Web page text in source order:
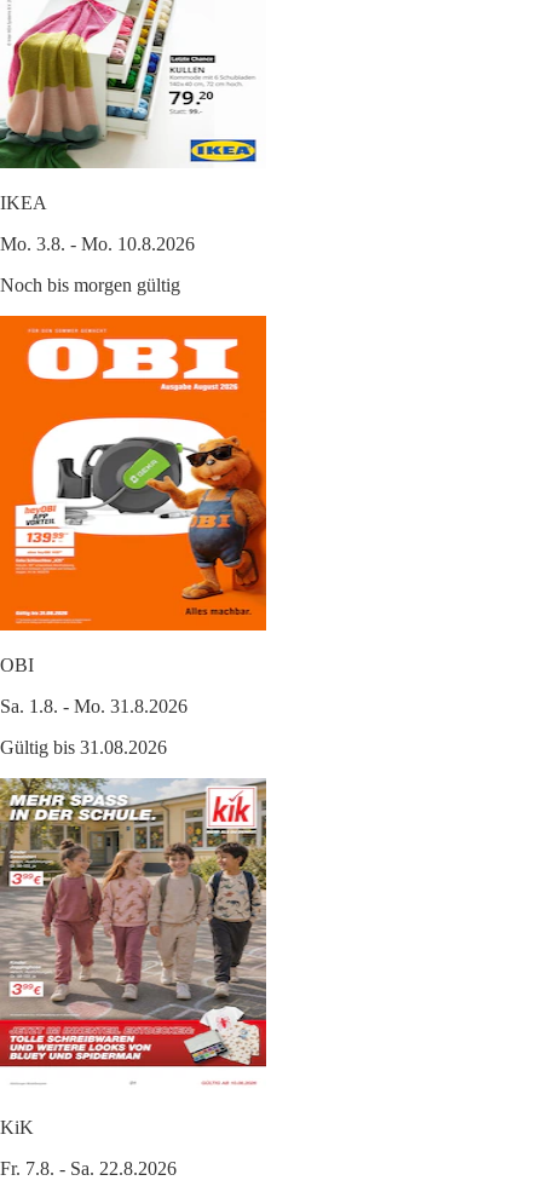
IKEA
Mo. 3.8. - Mo. 10.8.2026
Noch bis morgen gültig
OBI
Sa. 1.8. - Mo. 31.8.2026
Gültig bis 31.08.2026
KiK
Fr. 7.8. - Sa. 22.8.2026